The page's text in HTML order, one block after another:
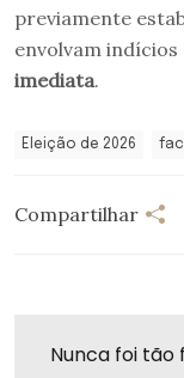
previamente
envolvam indícios
imediata.
Eleição de 2026
Compartilhar
Nunca foi